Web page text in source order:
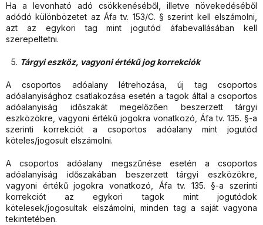
Ha a levonható adó csökkenéséből, illetve növekedéséből
adódó különbözetet az Áfa tv. 153/C. § szerint kell elszámolni,
azt az egykori tag mint jogutód áfabevallásában kell
szerepeltetni.
Tárgyi eszköz, vagyoni értékű jog korrekciók
A csoportos adóalany létrehozása, új tag csoportos
adóalanyisághoz csatlakozása esetén a tagok által a csoportos
adóalanyiság időszakát megelőzően beszerzett tárgyi
eszközökre, vagyoni értékű jogokra vonatkozó, Áfa tv. 135. §-a
szerinti korrekciót a csoportos adóalany mint jogutód
köteles/jogosult elszámolni.
A csoportos adóalany megszűnése esetén a csoportos
adóalanyiság időszakában beszerzett tárgyi eszközökre,
vagyoni értékű jogokra vonatkozó, Áfa tv. 135. §-a szerinti
korrekciót az egykori tagok mint jogutódok
kötelesek/jogosultak elszámolni, minden tag a saját vagyona
tekintetében.